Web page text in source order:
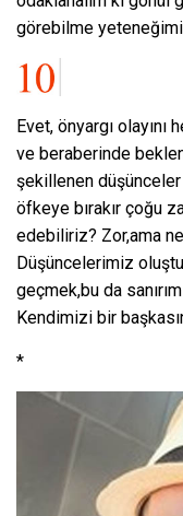
görebilme
Evet, önyargı olayını
ve beraberinde
şekillenen
öfkeye bırakır çoğu
edebiliriz? Zor,ama
Düşüncelerimiz
geçmek,bu da
Kendimizi bir
*